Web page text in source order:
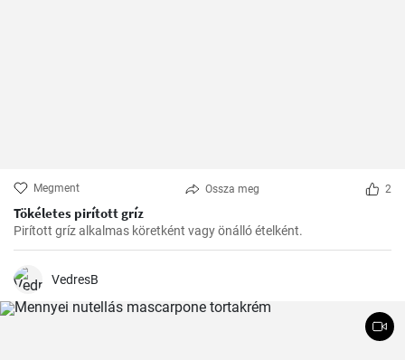
Megment Ossza meg 2
Tökéletes pirított gríz
Pirított gríz alkalmas köretként vagy önálló ételként.
VedresB